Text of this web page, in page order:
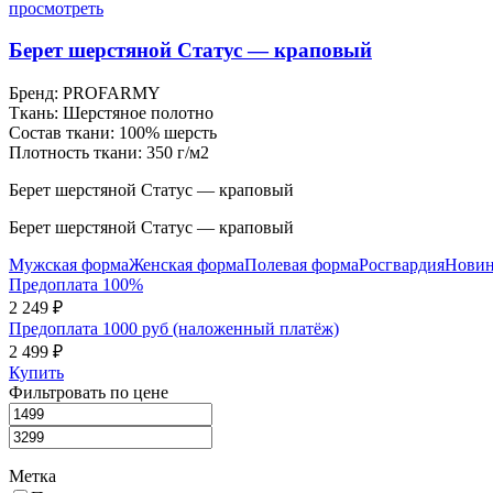
просмотреть
Берет шерстяной Статус — краповый
Бренд: PROFARMY
Ткань: Шерстяное полотно
Состав ткани: 100% шерсть
Плотность ткани: 350 г/м2
Берет шерстяной Статус — краповый
Берет шерстяной Статус — краповый
Мужская формаЖенская формаПолевая формаРосгвардия
Предоплата 100%
2 249 ₽
Предоплата 1000 руб (наложенный платёж)
2 499 ₽
Купить
Фильтровать по цене
Метка